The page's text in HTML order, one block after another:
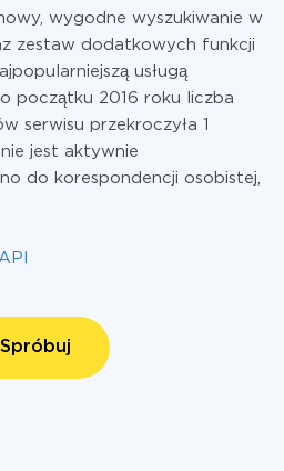
wygodne wyszukiwanie w
zestaw dodatkowych funkcji
usługą
początku 2016 roku liczba
serwisu przekroczyła 1
jest aktywnie
do korespondencji osobistej,
Spróbuj